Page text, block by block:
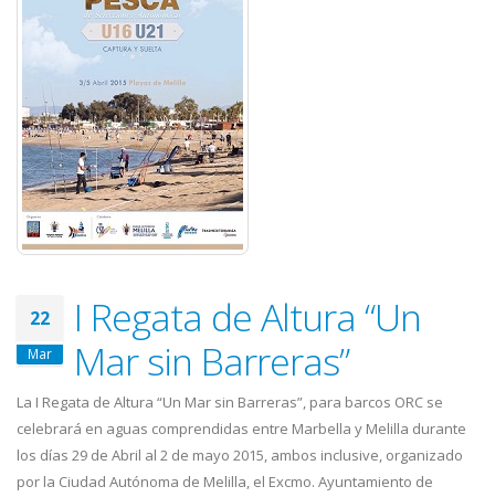
22
Mar
I Regata de Altura “Un
Mar sin Barreras”
La I Regata de Altura “Un Mar sin Barreras”, para barcos ORC se
celebrará en aguas comprendidas entre Marbella y Melilla durante
los días 29 de Abril al 2 de mayo 2015, ambos inclusive, organizado
por la Ciudad Autónoma de Melilla, el Excmo. Ayuntamiento de